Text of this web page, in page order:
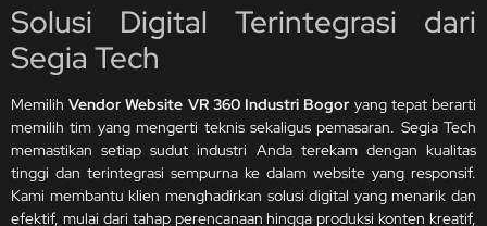
Solusi Digital Terintegrasi dari
Segia Tech
MemilihVendor Website VR 360 Industri Bogoryang tepat berarti
memilih tim yang mengerti teknis sekaligus pemasaran. Segia Tech
memastikan setiap sudut industri Anda terekam dengan kualitas
tinggi dan terintegrasi sempurna ke dalam website yang responsif.
Kami membantu klien menghadirkan solusi digital yang menarik dan
efektif, mulai dari tahap perencanaan hingga produksi konten kreatif,